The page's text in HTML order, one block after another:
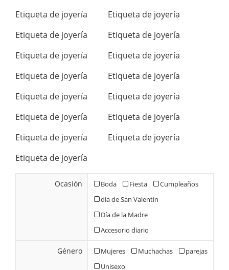
Etiqueta de joyería
Etiqueta de joyería
Etiqueta de joyería
Etiqueta de joyería
Etiqueta de joyería
Etiqueta de joyería
Etiqueta de joyería
Etiqueta de joyería
Etiqueta de joyería
Etiqueta de joyería
Etiqueta de joyería
Etiqueta de joyería
Etiqueta de joyería
Etiqueta de joyería
Etiqueta de joyería
Ocasión Boda Fiesta
Cumpleaños
día de San Valentín
Día de la Madre
Accesorio diario
Género Mujeres Muchachas
parejas
Unisexo